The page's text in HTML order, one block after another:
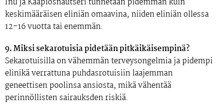
keskimääräisen eliniän omaavina, niiden eliniän ollessa
12–16 vuotta tai enemmän​.
9. Miksi sekarotuisia pidetään pitkäikäisempinä?
Sekarotuisilla on vähemmän terveysongelmia ja pidempi
elinikä verrattuna puhdasrotuisiin laajemman
geneettisen poolinsa ansiosta, mikä vähentää
perinnöllisten sairauksden riskiä.